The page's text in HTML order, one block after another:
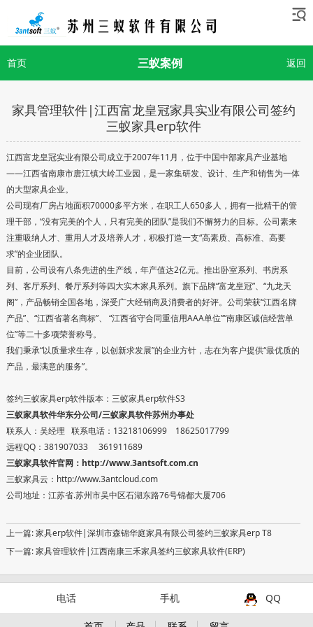
首页 返回
三蚁案例
家具管理软件|江西富龙皇冠家具实业有限公司签约
三蚁家具erp软件
江西富龙皇冠实业有限公司成立于2007年11月，位于中国中部家具产业基地
——江西省南康市唐江镇大岭工业园，是一家集研发、设计、生产和销售为一体
的大型家具企业。
公司现有厂房占地面积70000多平方米，在职工人650多人，拥有一批精干的管
理干部，“没有完美的个人，只有完美的团队”是我们不懈努力的目标。公司素来
注重吸纳人才、重用人才及培养人才，积极打造一支“高素质、高标准、高要
求”的企业团队。
目前，公司设有八条先进的生产线，年产值达2亿元。推出卧室系列、书房系
列、客厅系列、餐厅系列等四大实木家具系列。旗下品牌“富龙皇冠”、“九龙天
阁”，产品畅销全国各地，深受广大经销商及消费者的好评。公司荣获“江西名牌
产品”、“江西省著名商标”、 “江西省守合同重信用AAA单位”“南康区诚信经营单
位”等二十多项荣誉称号。
我们秉承“以质量求生存，以创新求发展”的企业方针，志在为客户提供“最优质的
产品，最满意的服务”。
签约三蚁家具erp软件版本：三蚁家具erp软件S3
三蚁家具软件华东分公司/三蚁家具软件苏州办事处
联系人：吴经理 联系电话：13218106999 18625017799
远程QQ：381907033 361911689
三蚁家具软件官网： http://www.3antsoft.com.cn
三蚁家具云：http://www.3antcloud.com
公司地址：江苏省.苏州市吴中区石湖东路76号锦都大厦706
上一篇:家具erp软件|深圳市森锦华庭家具有限公司签约三蚁家具erp T8
下一篇:家具管理软件|江西南康三禾家具签约三蚁家具软件(ERP)
电话 手机 QQ